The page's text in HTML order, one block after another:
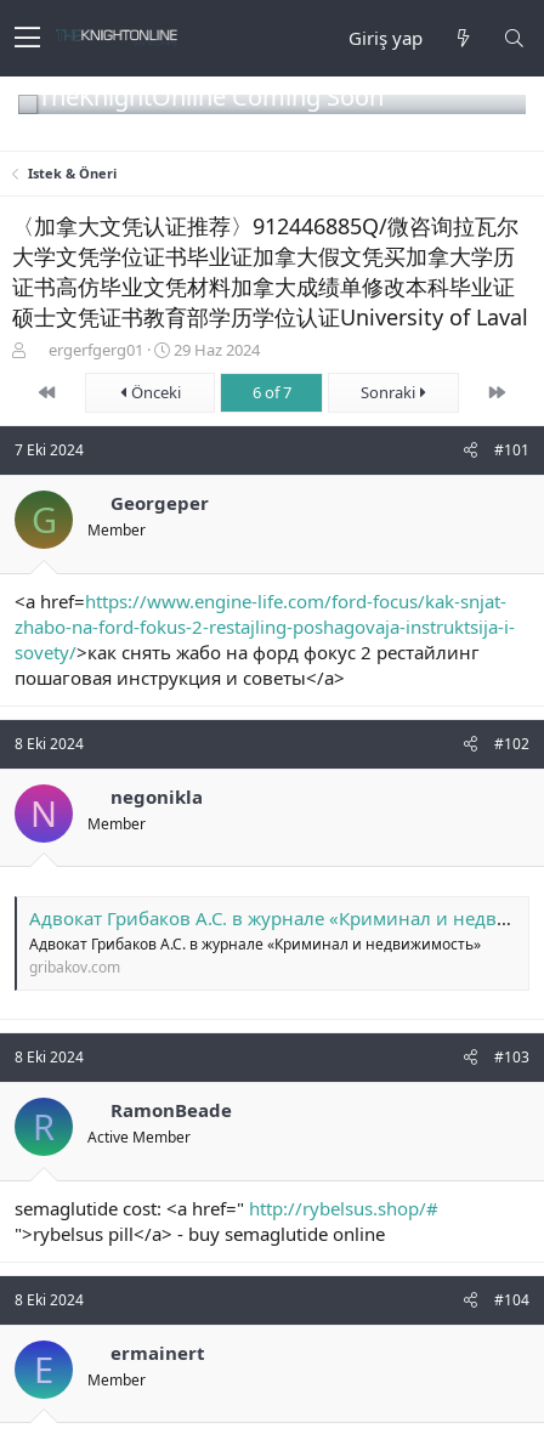
Giriş yap
TheKnightOnline Coming Soon
Istek & Öneri
〈加拿大文凭认证推荐〉912446885Q/微咨询拉瓦尔
大学文凭学位证书毕业证加拿大假文凭买加拿大学历
证书高仿毕业文凭材料加拿大成绩单修改本科毕业证
硕士文凭证书教育部学历学位认证University of Laval
y
u
b
a
ş
t
a
n
ergerfgerg01
B
ş
g
ı
i
h
i
29 Haz 2024
First
Önceki 6 of 7 Sonraki Son
7 Eki 2024 #101
G Georgeper
Member
<a href=https://www.engine-life.com/ford-focus/kak-snjat-
zhabo-na-ford-fokus-2-restajling-poshagovaja-instruktsija-i-
sovety/>как снять жабо на форд фокус 2 рестайлинг
пошаговая инструкция и советы</a>
8 Eki 2024 #102
N negonikla
Member
Адвокат Грибаков А.С. в журнале «Криминал и недвижимость» — Новости — Грибаков, Поляк и партнеры
Адвокат Грибаков А.С. в журнале «Криминал и недвижимость»
gribakov.com
8 Eki 2024 #103
R RamonBeade
Active Member
semaglutide cost: <a href=" http://rybelsus.shop/#
">rybelsus pill</a> - buy semaglutide online
8 Eki 2024 #104
E ermainert
Member